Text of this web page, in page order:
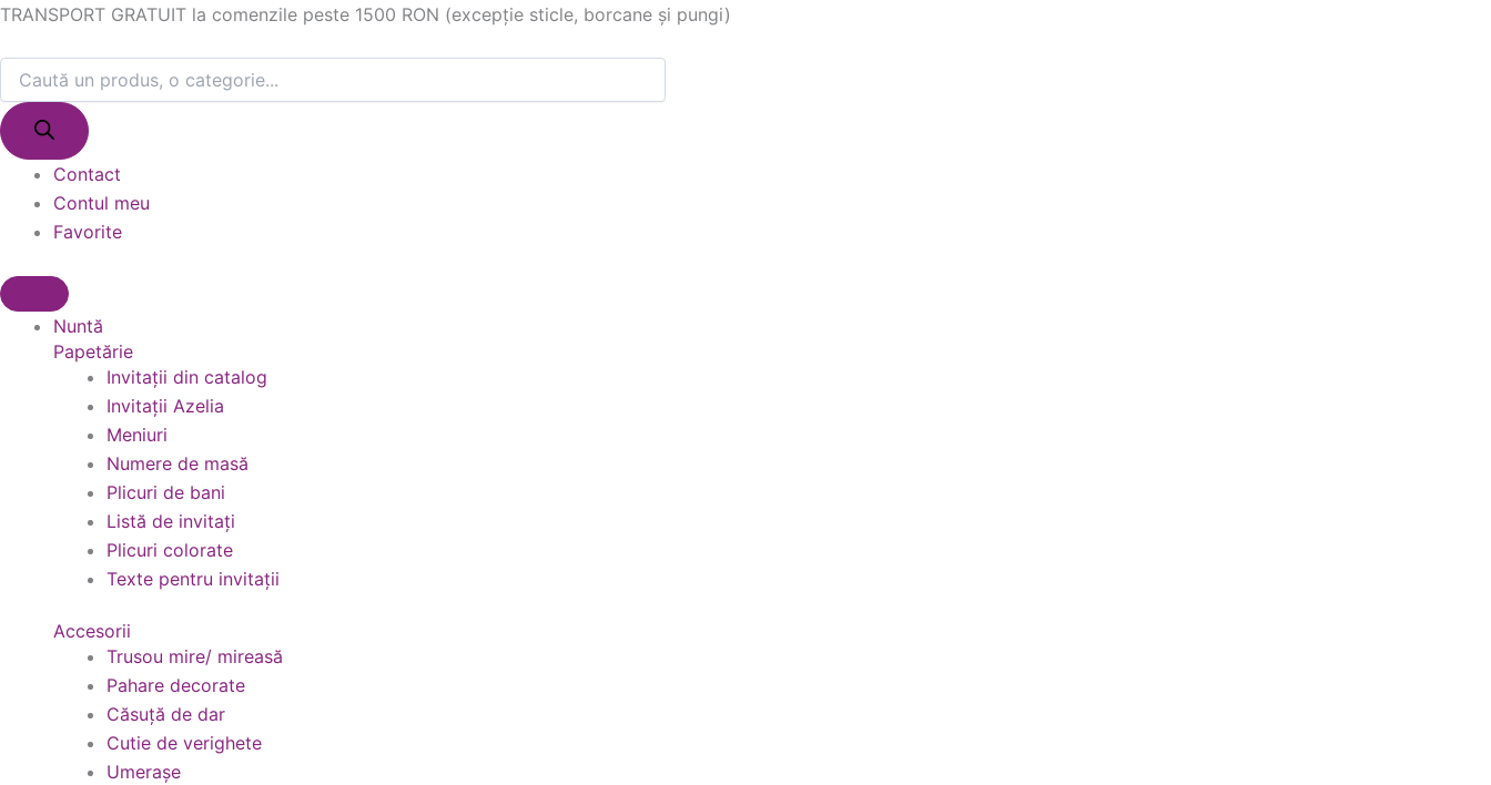
Skip
content
TRANSPORT GRATUIT la comenzile peste 1500 RON (excepție sticle, borcane și pungi)
Products
Contact
Contul meu
Favorite
Nuntă
Papetărie
Invitații din catalog
Invitații Azelia
Meniuri
Numere de masă
Plicuri de bani
Listă de invitați
Plicuri colorate
Texte pentru invitații
Accesorii
Trusou mire/ mireasă
Pahare decorate
Căsuță de dar
Cutie de verighete
Umerașe
Products